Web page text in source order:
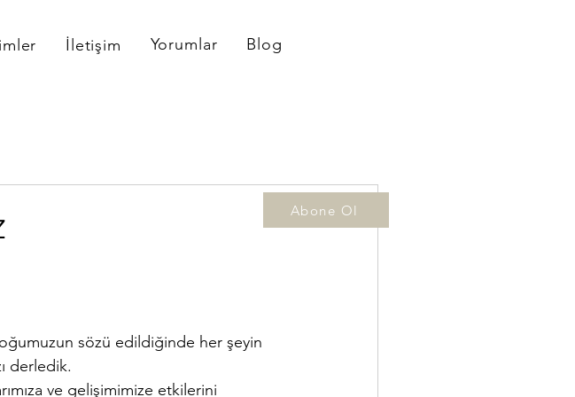
İletişim Yorumlar Blog
sözü edildiğinde her şeyin
derledik.
ve gelişimimize etkilerini
Abone Ol